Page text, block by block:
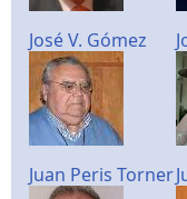
José V. Gómez
Juan Peris Torner